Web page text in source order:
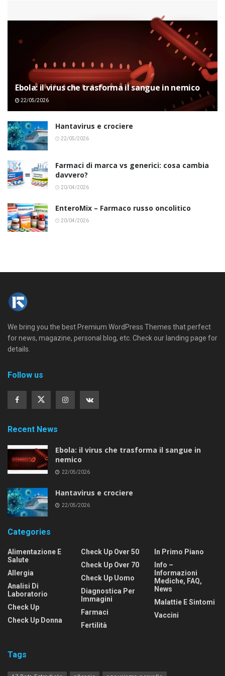
Ebola: il virus che trasforma il sangue in nemico
22/05/2026
Hantavirus e crociere
22/05/2026
Farmaci di marca vs generici: cosa cambia
davvero?
20/04/2026
EnteroMix – Farmaco russo oncolitico
20/04/2026
We bring you the best Premium WordPress Themes that perfect
for news, magazine, personal blog, etc. Check our landing page for
details.
Follow us
Recent News
Ebola: il virus che trasforma il sangue in
nemico
22/05/2026
Hantavirus e crociere
22/05/2026
Categories
Alimentazione E
Salute
Allergia
Analisi Di
Laboratorio
Check Up
Check Up Donna
Check Up Over 50
Check Up Over 70
Check Up Uomo
Diagnostica Per
Immagini
Farmaci
Fertilità
In Primo Piano
Info –
Informazioni
Mediche, FAQ,
News
Malattie E Sintomi
Vaccini
Tags